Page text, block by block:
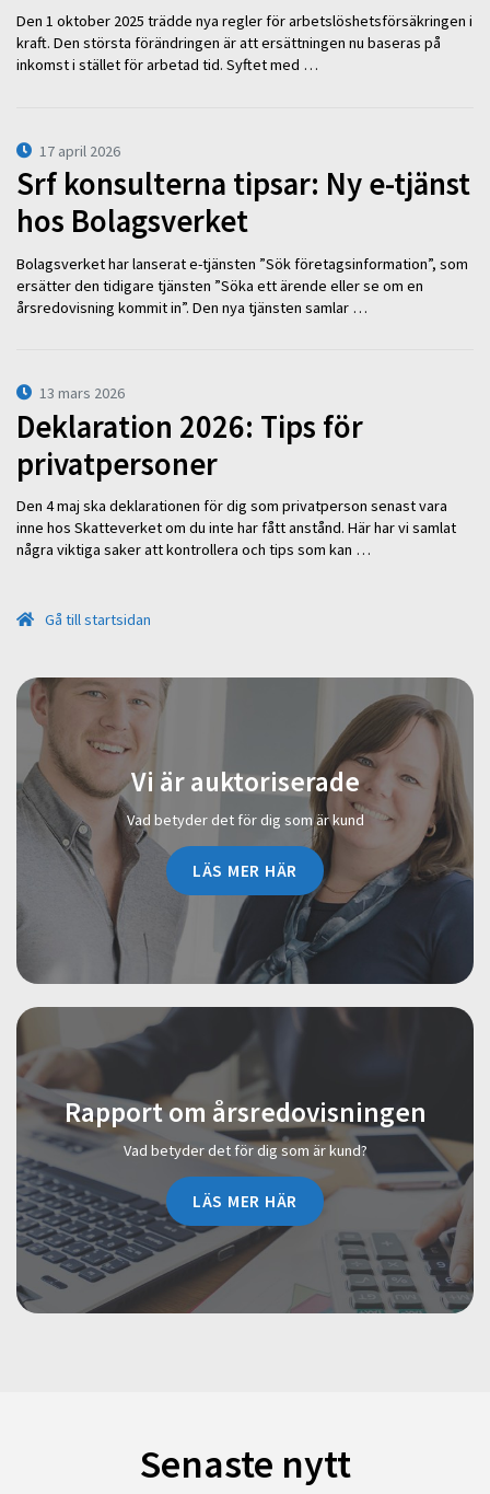
Den 1 oktober 2025 trädde nya regler för arbetslöshetsförsäkringen i
kraft. Den största förändringen är att ersättningen nu baseras på
inkomst i stället för arbetad tid. Syftet med …
17 april 2026
Srf konsulterna tipsar: Ny e-tjänst
hos Bolagsverket
Bolagsverket har lanserat e-tjänsten ”Sök företagsinformation”, som
ersätter den tidigare tjänsten ”Söka ett ärende eller se om en
årsredovisning kommit in”. Den nya tjänsten samlar …
13 mars 2026
Deklaration 2026: Tips för
privatpersoner
Den 4 maj ska deklarationen för dig som privatperson senast vara
inne hos Skatteverket om du inte har fått anstånd. Här har vi samlat
några viktiga saker att kontrollera och tips som kan …
Gå till startsidan
Vi är auktoriserade
Vad betyder det för dig som är kund
LÄS MER HÄR
Rapport om årsredovisningen
Vad betyder det för dig som är kund?
LÄS MER HÄR
Senaste nytt